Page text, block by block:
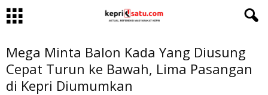
Mega Minta Balon Kada Yang Diusung
Cepat Turun ke Bawah, Lima Pasangan
di Kepri Diumumkan